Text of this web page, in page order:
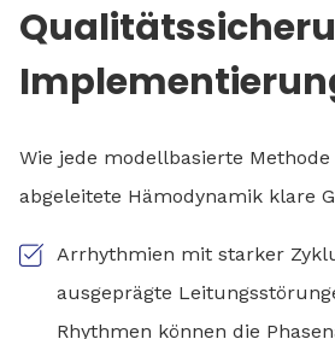
Wie jede modellbasierte
abgeleitete Hämodynamik klare
Arrhythmien mit starker
ausgeprägte
Rhythmen können die